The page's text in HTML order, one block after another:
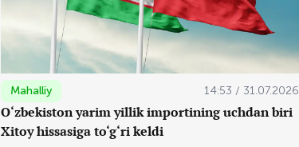
Mahalliy 14:53 / 31.07.2026
O‘zbekiston yarim yillik importining uchdan biri
Xitoy hissasiga to‘g‘ri keldi